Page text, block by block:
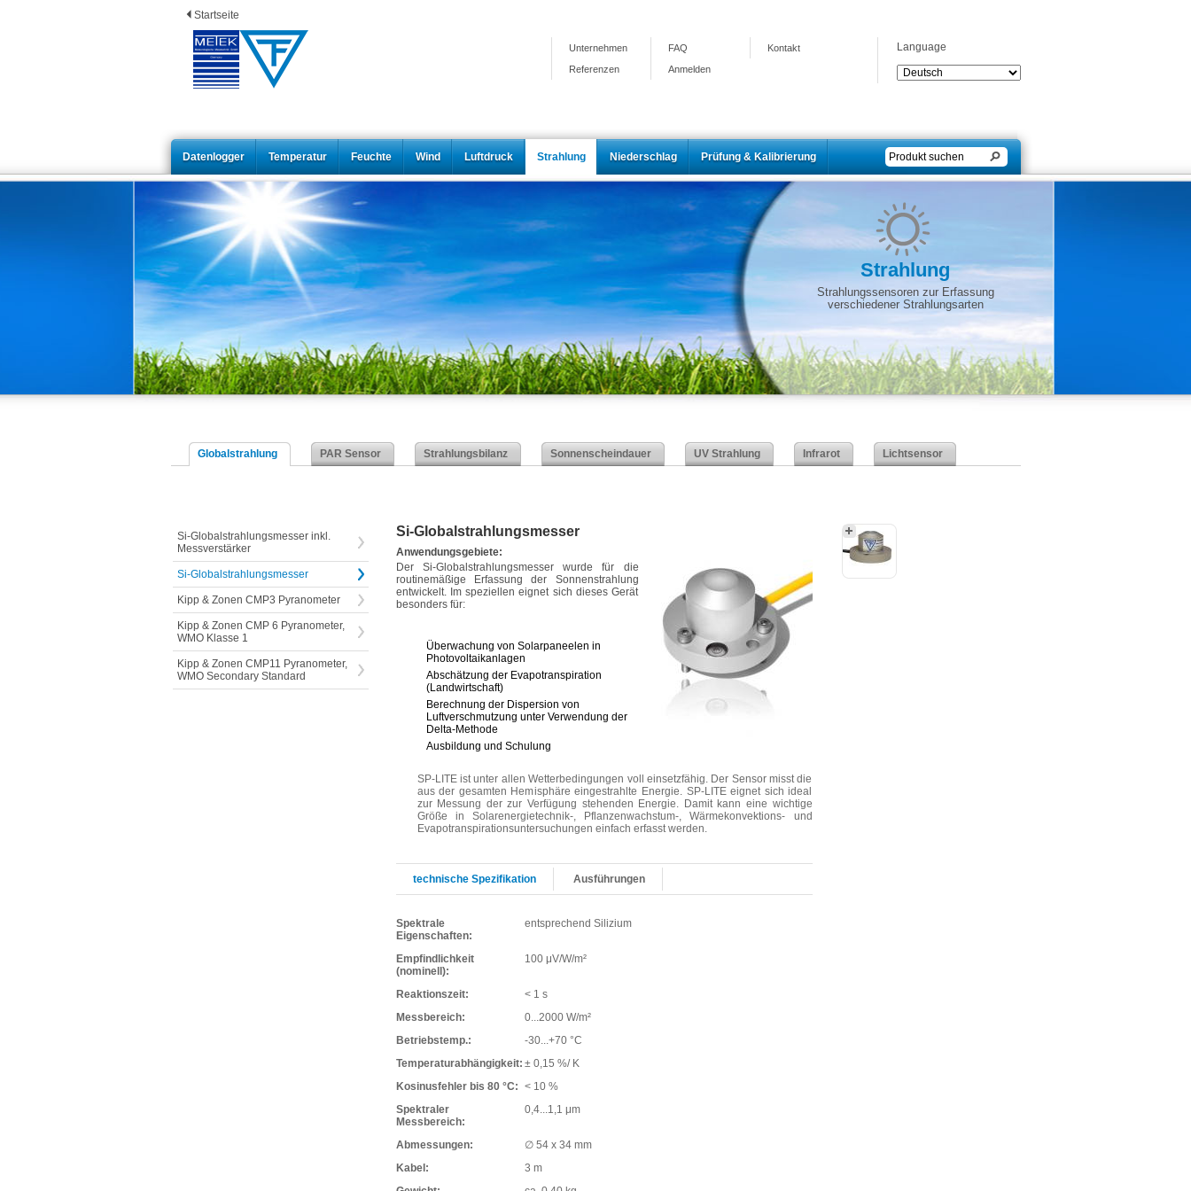
Startseite
Unternehmen FAQ
Kontakt
Referenzen
Anmelden
Language
Datenlogger Temperatur Feuchte Wind Luftdruck Strahlung Niederschlag Prüfung & Kalibrierung
Strahlung
Strahlungssensoren zur Erfassung
verschiedener Strahlungsarten
Globalstrahlung PAR Sensor Strahlungsbilanz Sonnenscheindauer UV Strahlung Infrarot Lichtsensor
Si-Globalstrahlungsmesser inkl.
Messverstärker
Si-Globalstrahlungsmesser
Kipp & Zonen CMP3 Pyranometer
Kipp & Zonen CMP 6 Pyranometer,
WMO Klasse 1
Kipp & Zonen CMP11 Pyranometer,
WMO Secondary Standard
Si-Globalstrahlungsmesser
Anwendungsgebiete:
Der Si-Globalstrahlungsmesser wurde für die
routinemäßige Erfassung der Sonnenstrahlung
entwickelt. Im speziellen eignet sich dieses Gerät
besonders für:
Überwachung von Solarpaneelen in
Photovoltaikanlagen
Abschätzung der Evapotranspiration
(Landwirtschaft)
Berechnung der Dispersion von
Luftverschmutzung unter Verwendung der
Delta-Methode
Ausbildung und Schulung
SP-LITE ist unter allen Wetterbedingungen voll einsetzfähig. Der Sensor misst die
aus der gesamten Hemisphäre eingestrahlte Energie. SP-LITE eignet sich ideal
zur Messung der zur Verfügung stehenden Energie. Damit kann eine wichtige
Größe in Solarenergietechnik-, Pflanzenwachstum-, Wärmekonvektions- und
Evapotranspirationsuntersuchungen einfach erfasst werden.
technische Spezifikation Ausführungen
Spektrale
Eigenschaften:
entsprechend Silizium
Empfindlichkeit
(nominell):
100 μV/W/m²
Reaktionszeit:
< 1 s
Messbereich:
0...2000 W/m²
Betriebstemp.:
-30...+70 °C
Temperaturabhängigkeit: ± 0,15 %/ K
Kosinusfehler bis 80 °C: < 10 %
Spektraler
Messbereich:
0,4...1,1 μm
Abmessungen:
∅ 54 x 34 mm
Kabel:
3 m